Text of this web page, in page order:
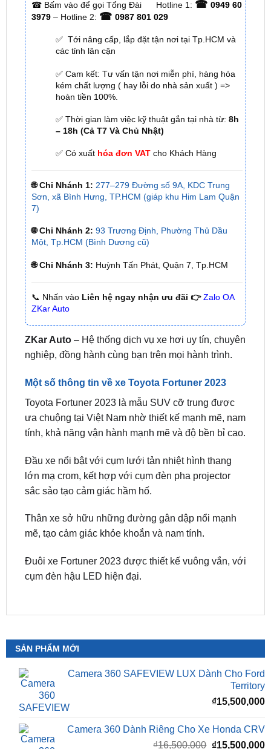
✅ Tới nâng cấp, lắp đặt tận nơi tại Tp.HCM và
các tỉnh lân cận
✅ Cam kết: Tư vấn tận nơi miễn phí, hàng hóa
kém chất lượng ( hay lỗi do nhà sản xuất ) =>
✅ Thời gian làm việc kỹ thuật gắn tại nhà từ:8h
– 18h (Cả T7 Và Chủ Nhật)
✅ Có xuấthóa đơn VATcho Khách Hàng
🌐 Chi Nhánh 1: 277–279 Đường số 9A, KDC Trung
🌐 Chi Nhánh 2: 93 Trương Định, Phường Thủ Dầu
Một, Tp.HCM (Bình Dương cũ)
🌐 Chi Nhánh 3: Huỳnh Tấn Phát, Quận 7, Tp.HCM
📞 Nhấn vàoLiên hệ ngay nhận ưu đãi 👉 Zalo OA
ZKar Auto
nghiệp, đồng hành cùng bạn trên mọi hành trình.
Một số thông tin về xe Toyota Fortuner 2023
ưa chuộng tại Việt Nam nhờ thiết kế mạnh mẽ, nam
tính, khả năng vận hành mạnh mẽ và độ bền bỉ cao.
Đầu xe nổi bật với cụm lưới tản nhiệt hình thang
sắc sảo tạo cảm giác hầm hố.
Thân xe sở hữu những đường gân dập nổi mạnh
Đuôi xe Fortuner 2023 được thiết kế vuông vắn, với
SẢN PHẨM MỚI
Camera 360 SAFEVIEW LUX Dành Cho Ford
₫15,500,000
Camera 360 Dành Riêng Cho Xe Honda CRV
gốc